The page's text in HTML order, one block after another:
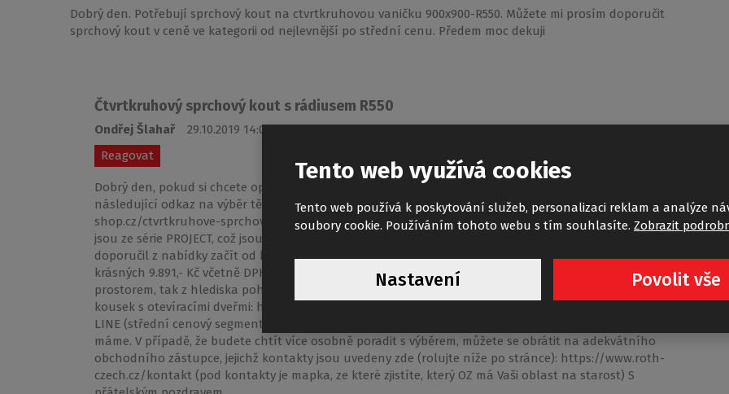
Dobrý den. Potřebují sprchový kout na ctvrtkruhovou vaničku 900x900-R550. Můžete mi prosím doporučit
sprchový kout v ceně ve kategorii od nejlevnější po střední cenu. Předem moc dekuji
Čtvrtkruhový sprchový kout s rádiusem R550
Ondřej Šlahař
29.10.2019 14:05:04
Reagovat
Dobrý den, pokud si chcete opravdu pohodlně vybrat pěkný čtvrtkruhový kout, stačí, když navštívíte
následující odkaz na výběr těchto typů koutů na našem e-shopu: https://www.roltechnik-
shop.cz/ctvrtkruhove-sprchove-kouty Jen pro upřesnění – první 4 kouty (řazení je od nejlevnějšího) –
jsou ze série PROJECT, což jsou opravdu nízkonákladové varianty sprchových koutů. Osobně bych
doporučil z nabídky začít od koutu LLR2, který ve velikosti 900 (nesmontovaná varianta) pořídíte už za
krásných 9.891,- Kč včetně DPH. https://www.roltechnik-shop.cz/llr2 Jinak pokud nemáte problém s
prostorem, tak z hlediska pohodlí vstupu i snadné údržby je skvělou volbou například tento odlehčený
kousek s otevíracími dveřmi: https://www.roltechnik-shop.cz/tr2-light Obecně je produkce ze série TOWER
LINE (střední cenový segment) jednou z nejspolehlivějších a také dlouhými roky prověřených, které
máme. V případě, že budete chtít více osobně poradit s výběrem, můžete se obrátit na adekvátního
obchodního zástupce, jejichž kontakty jsou uvedeny zde (rolujte níže po stránce): https://www.roth-
czech.cz/kontakt (pod kontakty je mapka, ze které zjistíte, který OZ má Vaši oblast na starost) S
Tento web využívá cookies
Tento web používá k poskytování služeb, personalizaci reklam a analýze
soubory cookie. Používáním tohoto webu s tím souhlasíte. Zobrazit
Nastavení Povolit vše